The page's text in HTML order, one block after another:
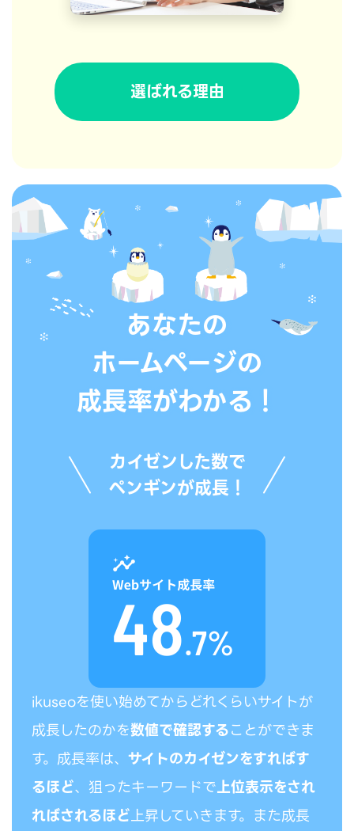
選ばれる理由
あなたの
ホームページの
成長率がわかる！
カイゼンした数で
ペンギンが成長！
ikuseoを使い始めてからどれくらいサイトが
成長したのかを数値で確認することができま
す。成長率は、 サイトのカイゼンをすればす
るほど、狙ったキーワードで上位表示をされ
ればされるほど上昇していきます。また成長